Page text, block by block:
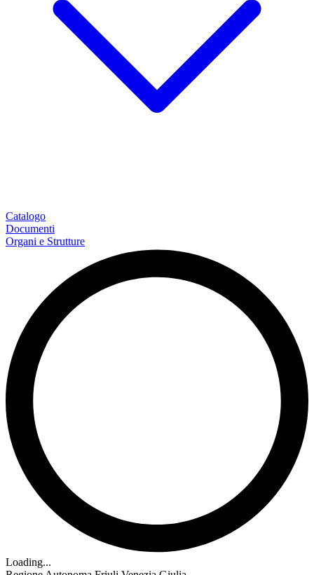
Catalogo
Documenti
Organi e Strutture
Loading...